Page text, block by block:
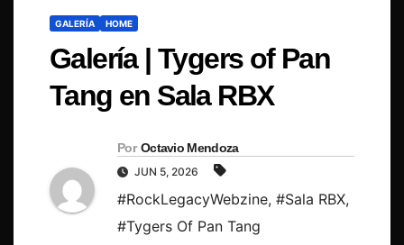
GALERÍA HOME
Galería | Tygers of Pan
Tang en Sala RBX
Por Octavio Mendoza
JUN 5, 2026
#RockLegacyWebzine, #Sala RBX,
#Tygers Of Pan Tang